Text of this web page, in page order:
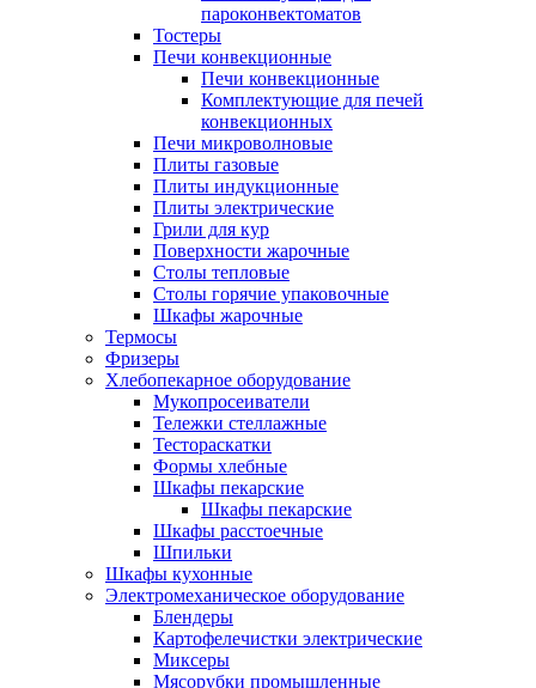
пароконвектоматов
Тостеры
Печи конвекционные
Печи конвекционные
Комплектующие для печей
конвекционных
Печи микроволновые
Плиты газовые
Плиты индукционные
Плиты электрические
Грили для кур
Поверхности жарочные
Столы тепловые
Столы горячие упаковочные
Шкафы жарочные
Термосы
Фризеры
Хлебопекарное оборудование
Мукопросеиватели
Тележки стеллажные
Тестораскатки
Формы хлебные
Шкафы пекарские
Шкафы пекарские
Шкафы расстоечные
Шпильки
Шкафы кухонные
Электромеханическое оборудование
Блендеры
Картофелечистки электрические
Миксеры
Мясорубки промышленные